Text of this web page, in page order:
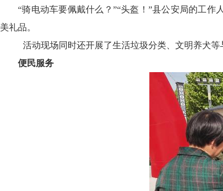
“骑电动车要佩戴什么？”“头盔！”县公安局的工
美礼品。
活动现场同时还开展了生活垃圾分类、文明养犬
便民服务